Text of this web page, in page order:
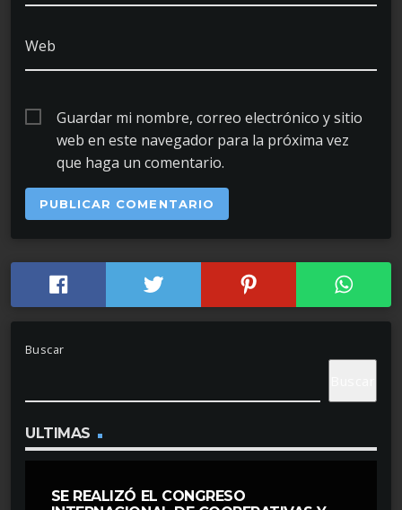
Web
Guardar mi nombre, correo electrónico y sitio
web en este navegador para la próxima vez
que haga un comentario.
Buscar
ULTIMAS
SE REALIZÓ EL CONGRESO